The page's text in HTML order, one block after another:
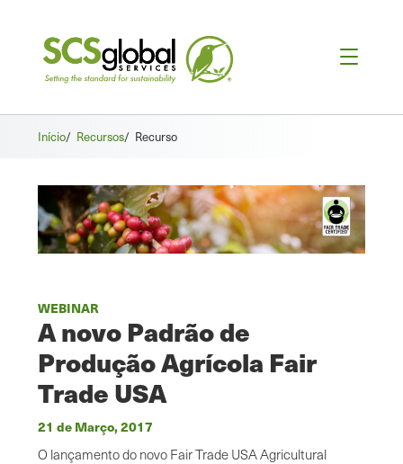
Início/ Recursos/ Recurso
WEBINAR
A novo Padrão de
Produção Agrícola Fair
Trade USA
21 de Março, 2017
O lançamento do novo Fair Trade USA Agricultural